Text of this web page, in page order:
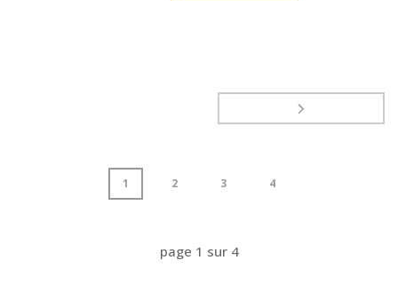
1 2 3 4
page 1 sur 4